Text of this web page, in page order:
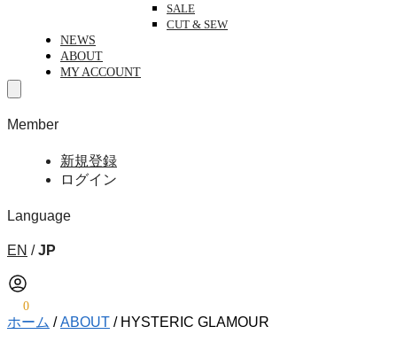
SALE
CUT & SEW
NEWS
ABOUT
MY ACCOUNT
Member
新規登録
ログイン
Language
EN /JP
0
ホーム /ABOUT / HYSTERIC GLAMOUR